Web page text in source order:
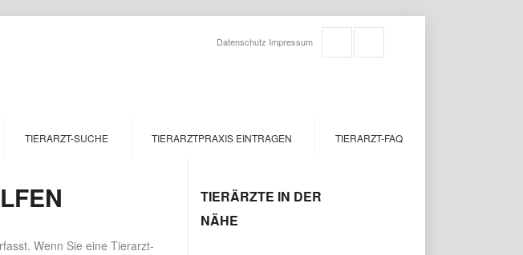
Datenschutz Impressum
TIERARZT-SUCHE TIERARZTPRAXIS EINTRAGEN TIERARZT-FAQ
Wenn Sie eine Tierarzt-
TIERÄRZTE IN DER
NÄHE